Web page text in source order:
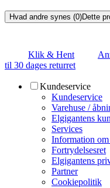
Hvad andre synes (0)Dette
Klik & Hent
til 30 dages returret
Kundeservice
Kundeservice
Varehuse /
Elgigantens
Services
Information
Fortrydelsesret
Elgigantens
Partner
Cookiepolitik